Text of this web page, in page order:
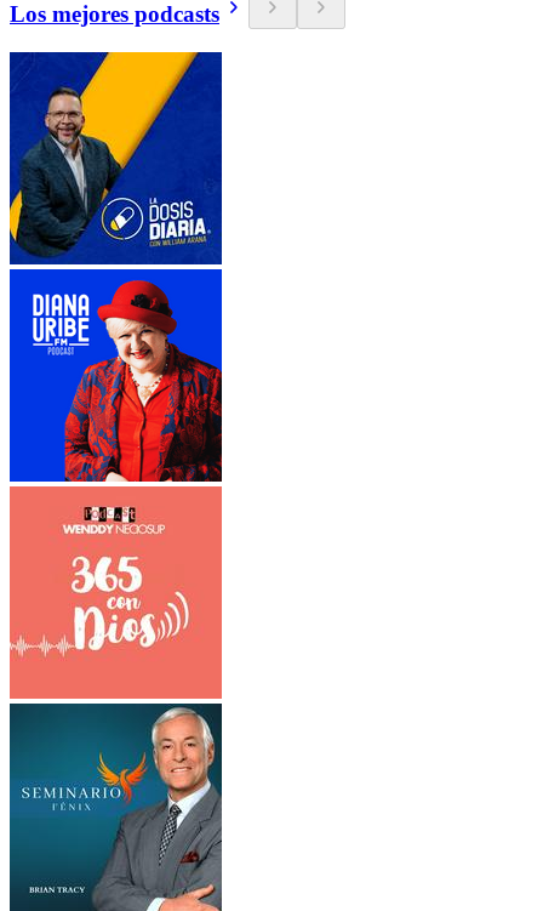
Los mejores podcasts